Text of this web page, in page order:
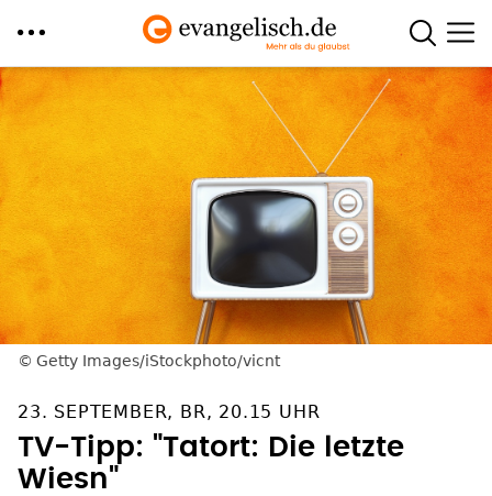
Direkt
zum
Inhalt
Getty Images/iStockphoto/vicnt
23. SEPTEMBER, BR, 20.15 UHR
TV-Tipp: "Tatort: Die letzte
Wiesn"